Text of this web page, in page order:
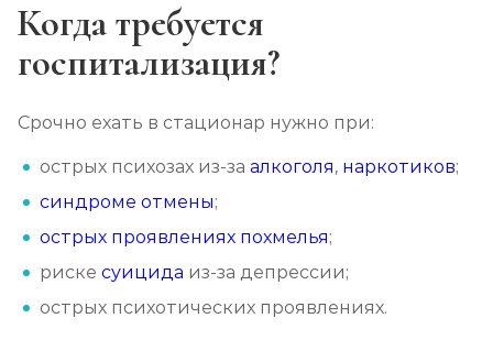
Когда требуется
госпитализация?
Срочно ехать в стационар нужно при:
острых психозах из-за алкоголя, наркотиков;
синдроме отмены;
острых проявлениях похмелья;
риске суицида из-за депрессии;
острых психотических проявлениях.